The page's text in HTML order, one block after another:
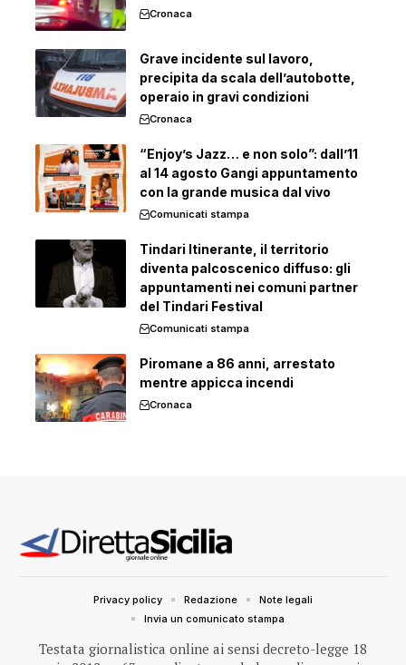
Cronaca
Grave incidente sul lavoro,
precipita da scala dell’autobotte,
operaio in gravi condizioni
Cronaca
“Enjoy’s Jazz… e non solo”: dall’11
al 14 agosto Gangi appuntamento
con la grande musica dal vivo
Comunicati stampa
Tindari Itinerante, il territorio
diventa palcoscenico diffuso: gli
appuntamenti nei comuni partner
del Tindari Festival
Comunicati stampa
Piromane a 86 anni, arrestato
mentre appicca incendi
Cronaca
Testata giornalistica online ai sensi decreto-legge 18
Privacy policy Redazione
Note legali
Invia un comunicato stampa